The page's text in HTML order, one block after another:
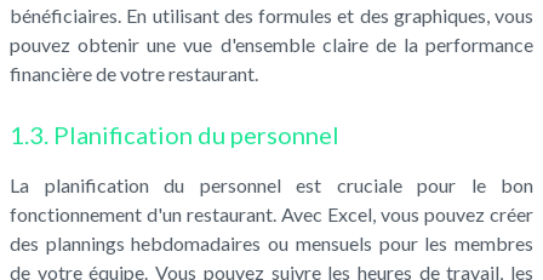
bénéficiaires. En utilisant des formules et des graphiques, vous
pouvez obtenir une vue d'ensemble claire de la performance
financière de votre restaurant.
1.3. Planification du personnel
La planification du personnel est cruciale pour le bon
fonctionnement d'un restaurant. Avec Excel, vous pouvez créer
des plannings hebdomadaires ou mensuels pour les membres
de votre équipe. Vous pouvez suivre les heures de travail, les